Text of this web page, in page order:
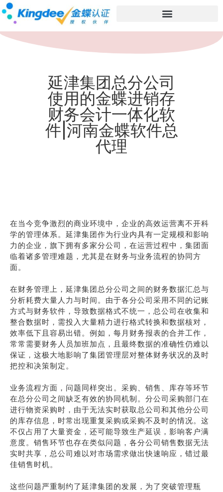
延津集团总分公司
使用的金蝶进销存
财务会计一体化软
件|河南金蝶软件总
代理
在当今竞争激烈的商业环境中，企业的高效运营离不开科
学的管理体系。延津集团作为行业内具有一定规模和影响
力的企业，旗下拥有多家分公司，在运营过程中，集团面
临着诸多管理难题，尤其是在财务与业务流程的协同方
面。
在财务管理上，延津集团总分公司之间的财务数据汇总与
分析耗费大量人力与时间。由于各分公司采用不同的记账
方式与财务软件，导致数据格式不统一，总公司在收集和
整合数据时，需投入大量精力进行格式转换和数据核对，
效率低下且容易出错。例如，每月财务报表的合并工作，
常常需要财务人员加班加点，且最终数据的准确性仍难以
保证，这极大地影响了集团管理层对整体财务状况的及时
把控和决策制定。
业务流程方面，问题同样突出。采购、销售、库存等环节
在总分公司之间缺乏有效的协同机制。分公司采购部门在
进行物资采购时，由于无法实时获取总公司和其他分公司
的库存信息，时常出现重复采购或采购不及时的情况。这
不仅占用了大量资金，还可能导致生产延误，影响客户满
意度。销售环节也存在类似问题，各分公司销售数据无法
实时共享，总公司难以对市场需求做出快速响应，错过最
佳销售时机。
这些问题严重制约了延津集团的发展，为了突破管理瓶